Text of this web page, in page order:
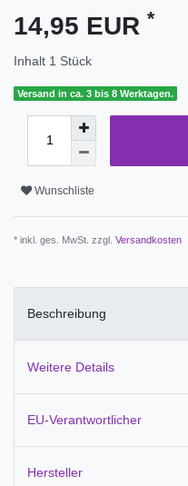
14,95 EUR *
Inhalt 1 Stück
Versand in ca. 3 bis 8 Werktagen.
Wunschliste
* inkl. ges. MwSt. zzgl. Versandkosten
Beschreibung
Weitere Details
EU-Verantwortlicher
Hersteller